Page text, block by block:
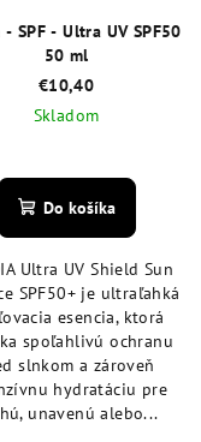
SPF - Ultra UV SPF50
50 ml
€10,40
Skladom
hodnotenie
produktu
z
5
hviezdičiek.
Do košíka
Ultra UV Shield Sun
SPF50+ je ultraľahká
esencia, ktorá
spoľahlivú ochranu
slnkom a zároveň
hydratáciu pre
unavenú alebo...